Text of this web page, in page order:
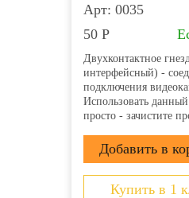
Арт: 0035
50 Р
Двухконтактное
интерфейсный) -
подключения
Использовать
просто - зачистите
Клеммная колодка
зафиксирует
прекрасный
возможноКупить в 1